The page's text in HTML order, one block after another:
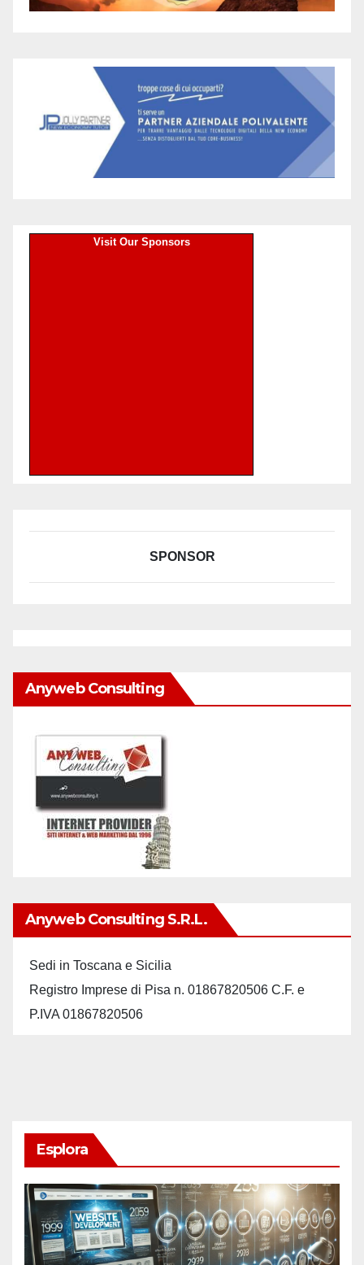
Visit Our Sponsors
SPONSOR
Anyweb Consulting
Anyweb Consulting S.r.L.
Sedi in Toscana e Sicilia
Registro Imprese di Pisa n. 01867820506 C.F. e
P.IVA 01867820506
Esplora